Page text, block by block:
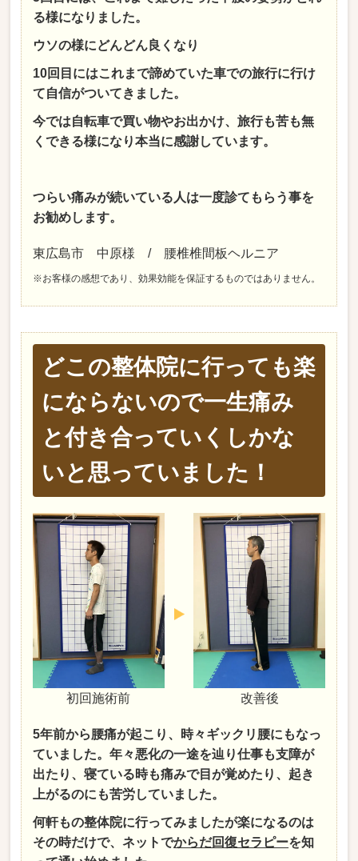
る様になりました。
ウソの様にどんどん良くなり
10回目にはこれまで諦めていた車での旅行に行け
て自信がついてきました。
今では自転車で買い物やお出かけ、旅行も苦も無
くできる様になり本当に感謝しています。
つらい痛みが続いている人は一度診てもらう事を
お勧めします。
東広島市 中原様 / 腰椎椎間板ヘルニア
※お客様の感想であり、効果効能を保証するものではありません。
どこの整体院に行っても楽
にならないので一生痛み
と付き合っていくしかな
いと思っていました！
初回施術前 改善後
5年前から腰痛が起こり、時々ギックリ腰にもなっ
ていました。年々悪化の一途を辿り仕事も支障が
出たり、寝ている時も痛みで目が覚めたり、起き
上がるのにも苦労していました。
何軒もの整体院に行ってみましたが楽になるのは
その時だけで、ネットでからだ回復セラピーを知